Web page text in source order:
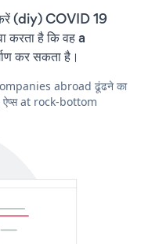
(diy) COVID 19
है कि वह a
कर सकता है।
abroad ढूंढने का
ऐप्स at rock-bottom